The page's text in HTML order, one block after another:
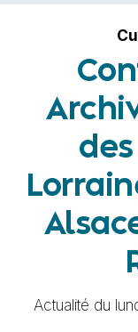
Actualité du